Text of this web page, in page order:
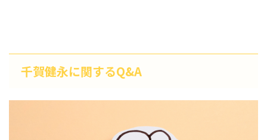
千賀健永に関するQ&A